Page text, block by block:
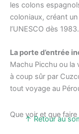
les colons
coloniaux, créant
l’UNESCO dès 1983.
La porte d’entrée
Machu Picchu ou la
à coup sûr par
tout voyage au
Que voir et que
↑ Retour au